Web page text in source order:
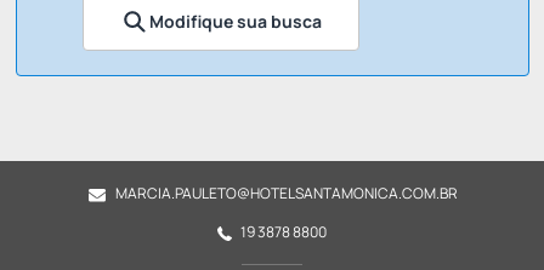
Modifique sua busca
MARCIA.PAULETO@HOTELSANTAMONICA.COM.BR
19 3878 8800